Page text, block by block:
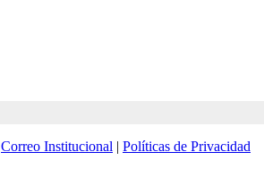
Correo Institucional | Políticas de Privacidad